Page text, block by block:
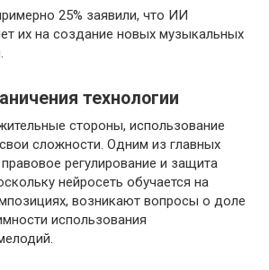
25% заявили, что ИИ
их на создание новых музыкальных
технологии
стороны, использование
сложности. Одним из главных
регулирование и защита
нейросеть обучается на
возникают вопросы о доле
использования